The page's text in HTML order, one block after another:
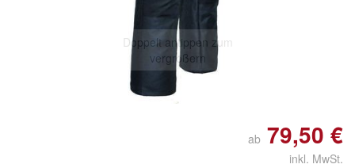
Doppelt antippen zum
vergrößern
ab 79,50 €
inkl. MwSt.